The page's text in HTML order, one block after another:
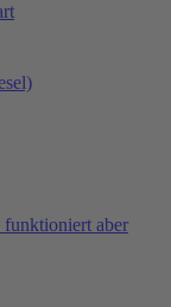
funktioniert aber